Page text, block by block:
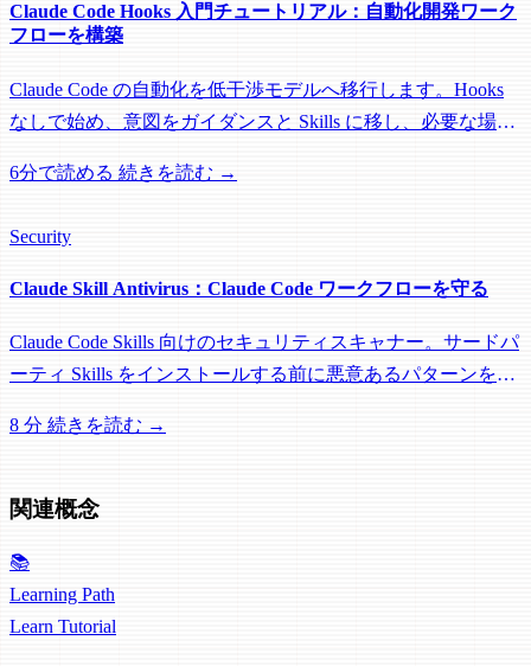
Claude Code Hooks 入門チュートリアル：自動化開発ワーク
フローを構築
Claude Code の自動化を低干渉モデルへ移行します。Hooks
なしで始め、意図をガイダンスと Skills に移し、必要な場合
6分で読める 続きを読む →
Security
Claude Skill Antivirus：Claude Code ワークフローを守る
Claude Code Skills 向けのセキュリティスキャナー。サードパ
ーティ Skills をインストールする前に悪意あるパターンを検
さい。
8 分 続きを読む →
関連概念
📚
Learning Path
Learn Tutorial